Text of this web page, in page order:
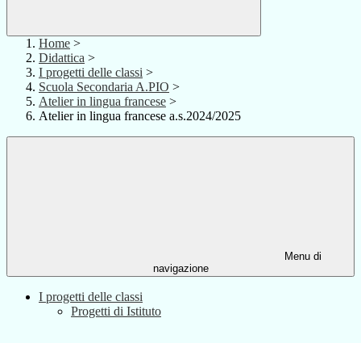
Home >
Didattica >
I progetti delle classi >
Scuola Secondaria A.PIO >
Atelier in lingua francese >
Atelier in lingua francese a.s.2024/2025
Menu di
navigazione
I progetti delle classi
Progetti di Istituto